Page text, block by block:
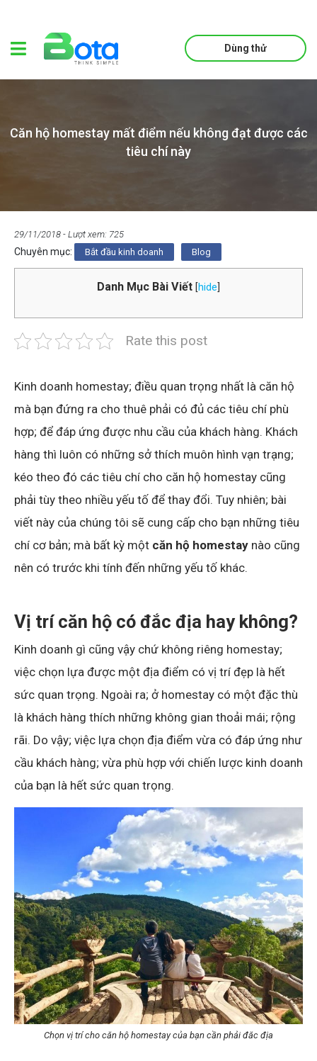
Dùng thử
Căn hộ homestay mất điểm nếu không đạt được các
tiêu chí này
29/11/2018 - Lượt xem: 725
Chuyên mục: Bắt đầu kinh doanh Blog
Danh Mục Bài Viết [hide
Rate this post
Kinh doanh homestay; điều quan trọng nhất là căn hộ
mà bạn đứng ra cho thuê phải có đủ các tiêu chí phù
hợp; để đáp ứng được nhu cầu của khách hàng. Khách
hàng thì luôn có những sở thích muôn hình vạn trạng;
kéo theo đó các tiêu chí cho căn hộ homestay cũng
phải tùy theo nhiều yếu tố để thay đổi. Tuy nhiên; bài
viết này của chúng tôi sẽ cung cấp cho bạn những tiêu
chí cơ bản; mà bất kỳ một căn hộ homestay nào cũng
nên có trước khi tính đến những yếu tố khác.
Vị trí căn hộ có đắc địa hay không?
Kinh doanh gì cũng vậy chứ không riêng homestay;
việc chọn lựa được một địa điểm có vị trí đẹp là hết
sức quan trọng. Ngoài ra; ở homestay có một đặc thù
là khách hàng thích những không gian thoải mái; rộng
rãi. Do vậy; việc lựa chọn địa điểm vừa có đáp ứng như
cầu khách hàng; vừa phù hợp với chiến lược kinh doanh
của bạn là hết sức quan trọng.
Chọn vị trí cho căn hộ homestay của bạn cần phải đăc địa